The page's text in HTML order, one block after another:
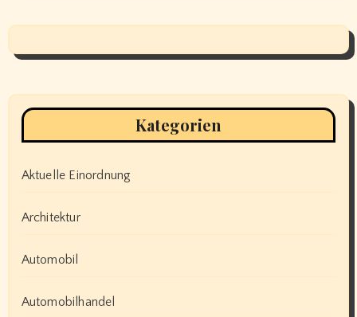
Kategorien
Aktuelle Einordnung
Architektur
Automobil
Automobilhandel